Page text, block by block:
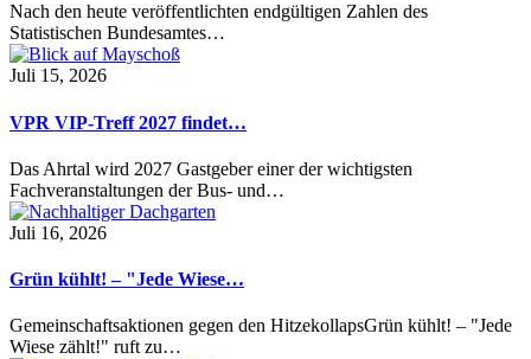
Nach den heute veröffentlichten endgültigen Zahlen des
Statistischen Bundesamtes…
Juli 15, 2026
VPR VIP-Treff 2027 findet…
Das Ahrtal wird 2027 Gastgeber einer der wichtigsten
Fachveranstaltungen der Bus- und…
Juli 16, 2026
Grün kühlt! – "Jede Wiese…
Gemeinschaftsaktionen gegen den HitzekollapsGrün kühlt! – "Jede
Wiese zählt!" ruft zu…